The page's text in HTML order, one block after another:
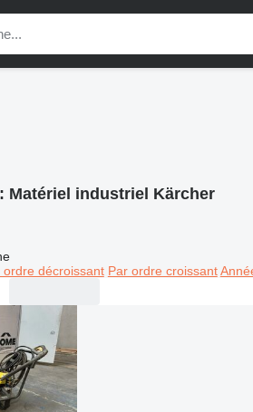
Matériel industriel Kärcher
ordre décroissant Par ordre croissant